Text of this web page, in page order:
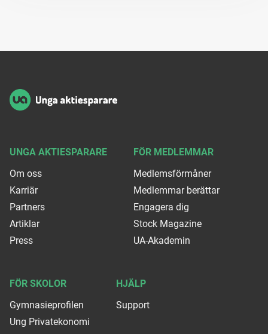
UNGA AKTIESPARARE
Om oss
Karriär
Partners
Artiklar
Press
FÖR MEDLEMMAR
Medlemsförmåner
Medlemmar berättar
Engagera dig
Stock Magazine
UA-Akademin
FÖR SKOLOR
Gymnasieprofilen
Ung Privatekonomi
HJÄLP
Support